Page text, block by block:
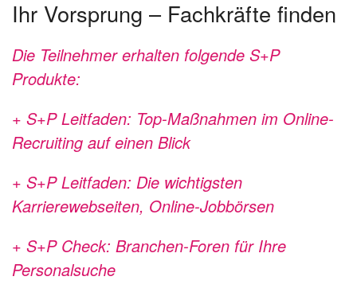
Ihr Vorsprung – Fachkräfte finden
Die Teilnehmer erhalten folgende S+P
Produkte:
+ S+P Leitfaden: Top-Maßnahmen im Online-
Recruiting auf einen Blick
+ S+P Leitfaden: Die wichtigsten
Karrierewebseiten, Online-Jobbörsen
+ S+P Check: Branchen-Foren für Ihre
Personalsuche